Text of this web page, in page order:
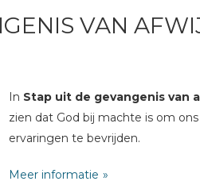
VAN
In Stap uit de gevangenis van
zien dat God bij machte is om
ervaringen te bevrijden.
Meer informatie